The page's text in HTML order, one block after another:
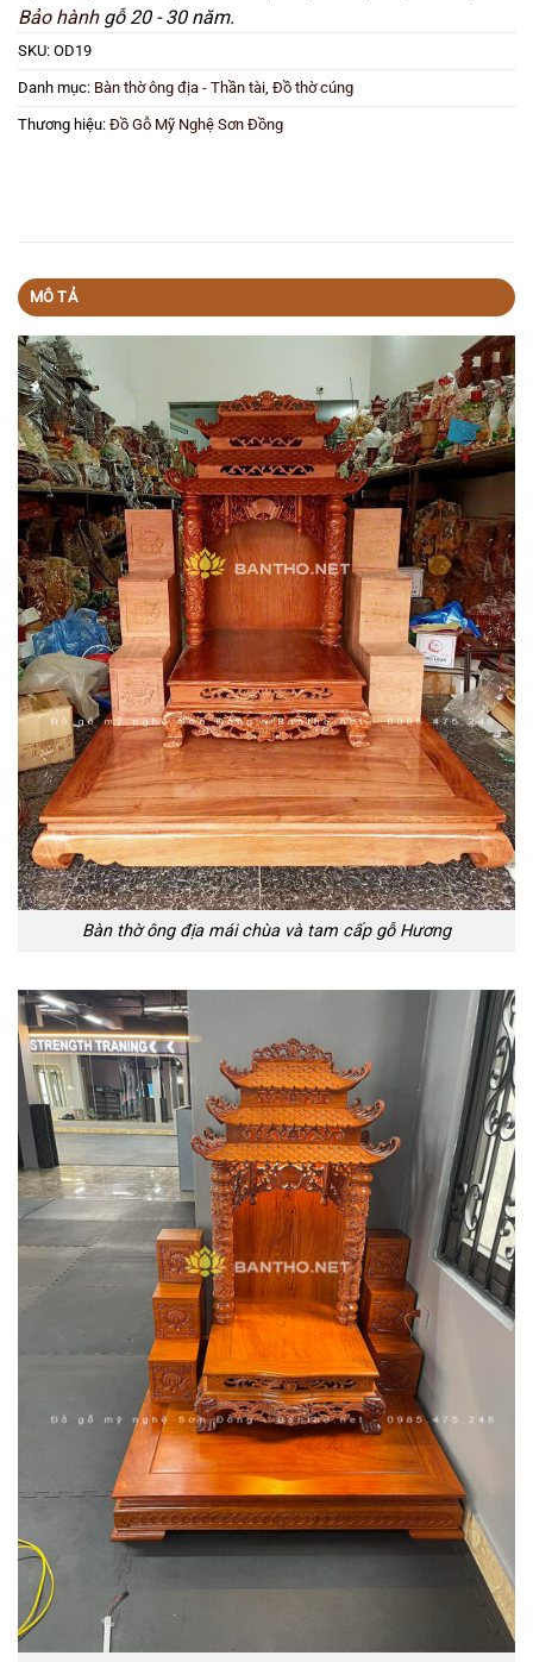
Bảo hànhgỗ 20 - 30 năm.
SKU: OD19
Danh mục: Bàn thờ ông địa - Thần tài Đồ thờ cúng
Thương hiệu: Đồ Gỗ Mỹ Nghệ Sơn Đồng
MÔ TẢ
Bàn thờ ông địa mái chùa và tam cấp gỗ Hương